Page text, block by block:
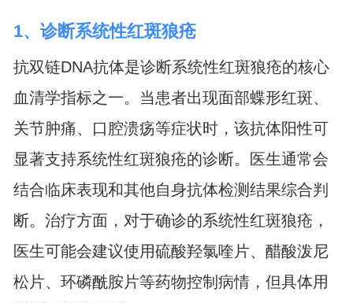
1、诊断系统性红斑狼疮
抗双链DNA抗体是诊断系统性红斑狼疮的核心
血清学指标之一。当患者出现面部蝶形红斑、
关节肿痛、口腔溃疡等症状时，该抗体阳性可
显著支持系统性红斑狼疮的诊断。医生通常会
结合临床表现和其他自身抗体检测结果综合判
断。治疗方面，对于确诊的系统性红斑狼疮，
医生可能会建议使用硫酸羟氯喹片、醋酸泼尼
松片、环磷酰胺片等药物控制病情，但具体用